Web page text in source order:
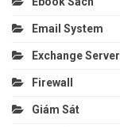
Email System
Exchange Server
Firewall
Giám Sát